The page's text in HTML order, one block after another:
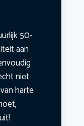
50-
aan
niet
harte